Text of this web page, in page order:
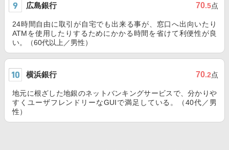
広島銀行 70.5点
24時間自由に取引が自宅でも出来る事が、窓口へ出向いたり
ATMを使用したりするためにかかる時間を省けて利便性が良
い。（60代以上／男性）
横浜銀行 70.2点
地元に根ざした地銀のネットバンキングサービスで、分かりや
すくユーザフレンドリーなGUIで満足している。（40代／男
性）